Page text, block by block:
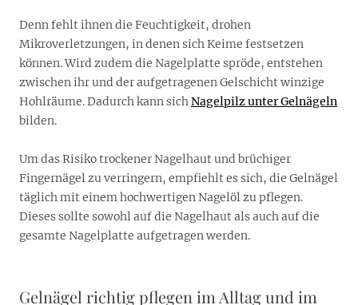
Denn fehlt ihnen die Feuchtigkeit, drohen
Mikroverletzungen, in denen sich Keime festsetzen
können. Wird zudem die Nagelplatte spröde, entstehen
zwischen ihr und der aufgetragenen Gelschicht winzige
Hohlräume. Dadurch kann sichNagelpilz unter Gelnägeln
bilden.
Um das Risiko trockener Nagelhaut und brüchiger
Fingernägel zu verringern, empfiehlt es sich, die Gelnägel
täglich mit einem hochwertigen Nagelöl zu pflegen.
Dieses sollte sowohl auf die Nagelhaut als auch auf die
gesamte Nagelplatte aufgetragen werden.
Gelnägel richtig pflegen im Alltag und im